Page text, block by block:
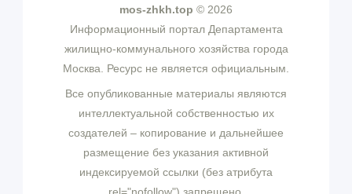
mos-zhkh.top © 2026
Информационный портал Департамента
жилищно-коммунального хозяйства города
Москва. Ресурс не является официальным.
Все опубликованные материалы являются
интеллектуальной собственностью их
создателей – копирование и дальнейшее
размещение без указания активной
индексируемой ссылки (без атрибута